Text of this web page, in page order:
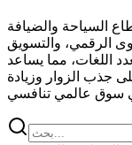
السياحة والضيافة
الرقمي، والتسويق
اللغات، مما يساعد
جذب الزوار وزيادة